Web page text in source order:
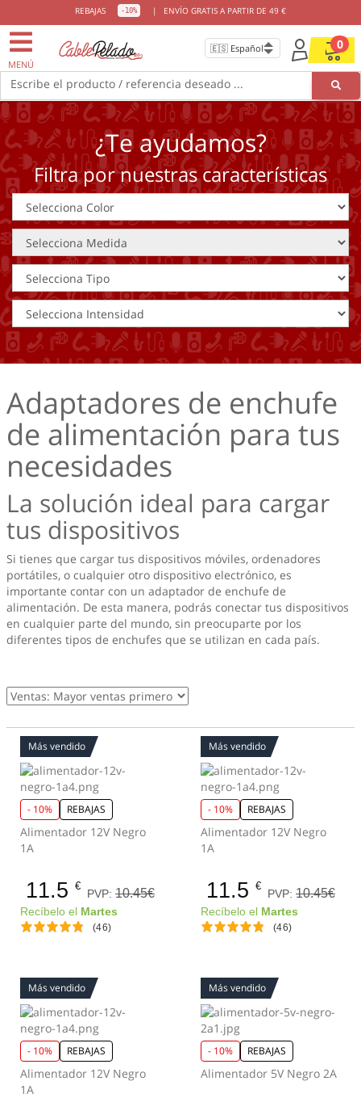
REBAJAS -10% | ENVÍO GRATIS A PARTIR DE 49 €
MENÚ
0
Escribe el producto / referencia deseado ...
¿Te ayudamos?
Filtra por nuestras características
Adaptadores de enchufe
de alimentación para tus
necesidades
La solución ideal para cargar
tus dispositivos
Si tienes que cargar tus dispositivos móviles, ordenadores
portátiles, o cualquier otro dispositivo electrónico, es
importante contar con un adaptador de enchufe de
alimentación. De esta manera, podrás conectar tus dispositivos
en cualquier parte del mundo, sin preocuparte por los
diferentes tipos de enchufes que se utilizan en cada país.
Más vendido
- 10% REBAJAS
Alimentador 12V Negro
1A
11.5 €
PVP: 10.45€
Recíbelo el Martes
(46)
Más vendido
- 10% REBAJAS
Alimentador 12V Negro
1A
11.5 €
PVP: 10.45€
Recíbelo el Martes
(46)
Más vendido
- 10% REBAJAS
Alimentador 12V Negro
1A
Más vendido
- 10% REBAJAS
Alimentador 5V Negro 2A